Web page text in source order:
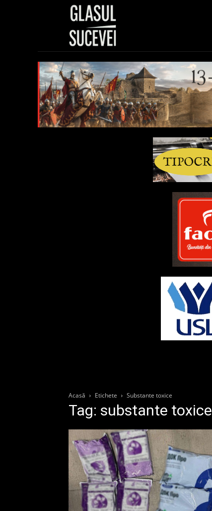
Acasă Etichete Substante toxice
Tag: substante toxice